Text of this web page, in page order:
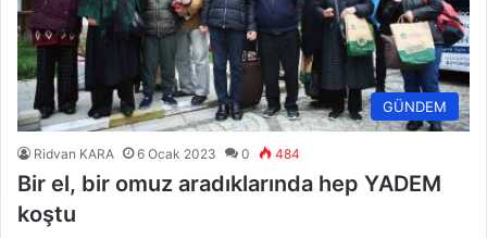
GÜNDEM
Ridvan KARA 6 Ocak 2023 0 484
Bir el, bir omuz aradıklarında hep YADEM
koştu